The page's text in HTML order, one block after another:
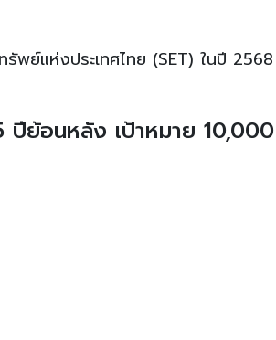
พย์แห่งประเทศไทย (SET) ในปี
ย้อนหลัง เป้าหมาย 10,000